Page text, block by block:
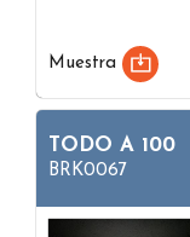
Muestra
TODO A 100
BRK0067